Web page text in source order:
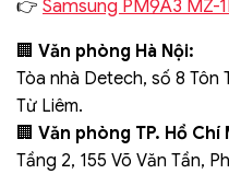
👉 Samsung PM9A3 MZ-
🏢 Văn phòng Hà Nội:
Tòa nhà Detech, số 8 Tôn
Từ Liêm.
🏢 Văn phòng TP. Hồ Chí
Tầng 2, 155 Võ Văn Tần,